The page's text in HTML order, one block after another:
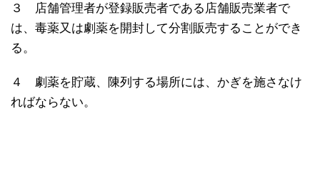
３ 店舗管理者が登録販売者である店舗販売業者で
は、毒薬又は劇薬を開封して分割販売することができ
る。
４ 劇薬を貯蔵、陳列する場所には、かぎを施さなけ
ればならない。